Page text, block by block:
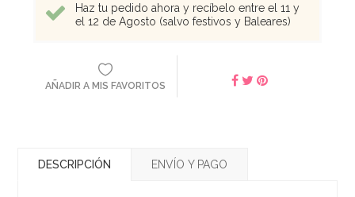
Haz tu pedido ahora y recíbelo entre el 11 y
el 12 de Agosto (salvo festivos y Baleares)
AÑADIR A MIS FAVORITOS
DESCRIPCIÓN ENVÍO Y PAGO